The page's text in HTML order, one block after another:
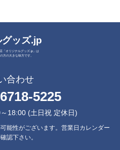
ッズ.jp
「オリジナルグッズ.jp」は
方の大きな味方です。
合わせ
5225
18:00 (土日祝 定休日)
能性がございます。営業日カレンダー
認下さい。